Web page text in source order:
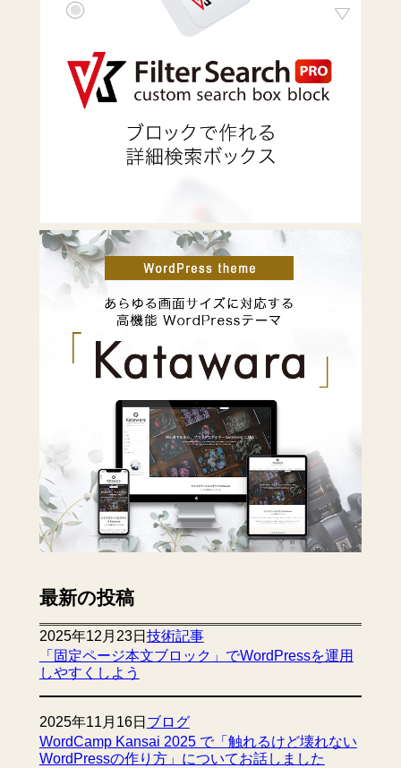
最新の投稿
2025年12月23日 技術記事
「固定ページ本文ブロック」でWordPressを運用
しやすくしよう
2025年11月16日 ブログ
WordCamp Kansai 2025 で「触れるけど壊れない
WordPressの作り方」についてお話しました